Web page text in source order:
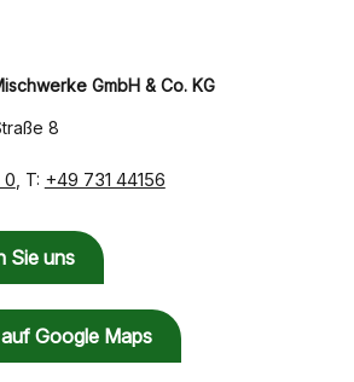
GmbH & Co. KG
8
0 , T: +49 731 44156
Sie uns
Google Maps